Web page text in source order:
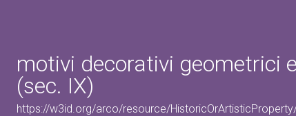
motivi decorativi geometrici
(sec. IX)
https://w3id.org/arco/resource/